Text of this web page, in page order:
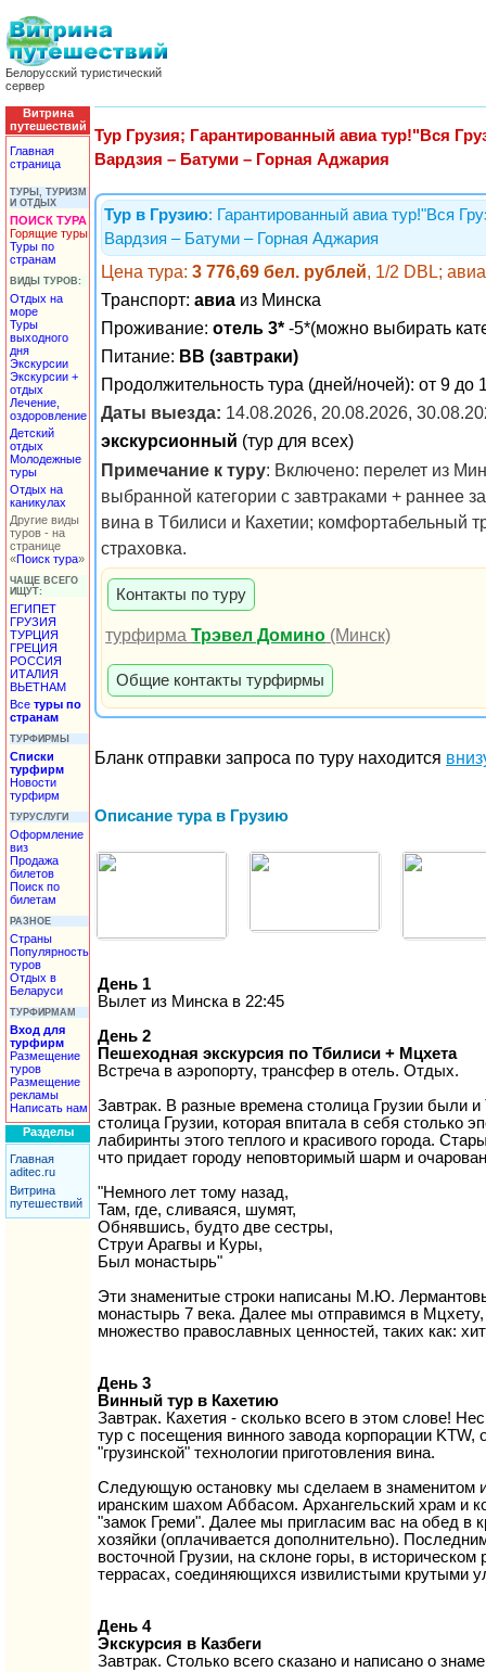
Белорусский туристический
сервер
Витрина
путешествий
Главная
страница
ТУРЫ, ТУРИЗМ
И ОТДЫХ
ПОИСК ТУРА
Горящие туры
Туры по
странам
ВИДЫ ТУРОВ:
Отдых на
море
Туры
выходного
дня
Экскурсии
Экскурсии +
отдых
Лечение,
оздоровление
Детский
отдых
Молодежные
туры
Отдых на
каникулах
Другие виды
туров - на
странице
«Поиск тура»
ЧАЩЕ ВСЕГО
ИЩУТ:
ЕГИПЕТ
ГРУЗИЯ
ТУРЦИЯ
ГРЕЦИЯ
РОССИЯ
ИТАЛИЯ
ВЬЕТНАМ
Все туры по
странам
ТУРФИРМЫ
Списки
турфирм
Новости
турфирм
ТУРУСЛУГИ
Оформление
виз
Продажа
билетов
Поиск по
билетам
РАЗНОЕ
Страны
Популярность
туров
Отдых в
Беларуси
ТУРФИРМАМ
Вход для
турфирм
Размещение
туров
Размещение
рекламы
Написать нам
Разделы
Главная
aditec.ru
Витрина
путешествий
Тур Грузия; Гарантированный авиа тур!"Вся
Вардзия – Батуми – Горная Аджария
Тур в Грузию: Гарантированный авиа тур!"Вся
Вардзия – Батуми – Горная Аджария
Цена тура: 3 776,69 бел. рублей, 1/2 DBL;
Транспорт: авиа из Минска
Проживание: отель 3* -5*(можно выбирать
Питание: BB (завтраки)
Продолжительность тура (дней/ночей): от 9
Даты выезда: 14.08.2026, 20.08.2026,
экскурсионный (тур для всех)
Примечание к туру: Включено: перелет из
выбранной категории с завтраками + раннее
вина в Тбилиси и Кахетии; комфортабельный
страховка.
Контакты по туру
турфирмаТрэвел Домино (Минск)
Общие контакты турфирмы
Бланк отправки запроса по туру находится
Описание тура в Грузию
День 1
Вылет из Минска в 22:45
День 2
Пешеходная экскурсия по Тбилиси + Мцхета
Встреча в аэропорту, трансфер в отель. Отдых.
Завтрак. В разные времена столица Грузии были
столица Грузии, которая впитала в себя столько
лабиринты этого теплого и красивого города.
что придает городу неповторимый шарм и
"Немного лет тому назад,
Там, где, сливаяся, шумят,
Обнявшись, будто две сестры,
Струи Арагвы и Куры,
Был монастырь"
Эти знаменитые строки написаны М.Ю.
монастырь 7 века. Далее мы отправимся в
множество православных ценностей, таких как:
День 3
Винный тур в Кахетию
Завтрак. Кахетия - сколько всего в этом слове!
тур с посещения винного завода корпорации
"грузинской" технологии приготовления вина.
Следующую остановку мы сделаем в знаменитом
иранским шахом Аббасом. Архангельский храм и
"замок Греми". Далее мы пригласим вас на обед в
хозяйки (оплачивается дополнительно).
восточной Грузии, на склоне горы, в
террасах, соединяющихся извилистыми крутыми
День 4
Экскурсия в Казбеги
Завтрак. Столько всего сказано и написано о